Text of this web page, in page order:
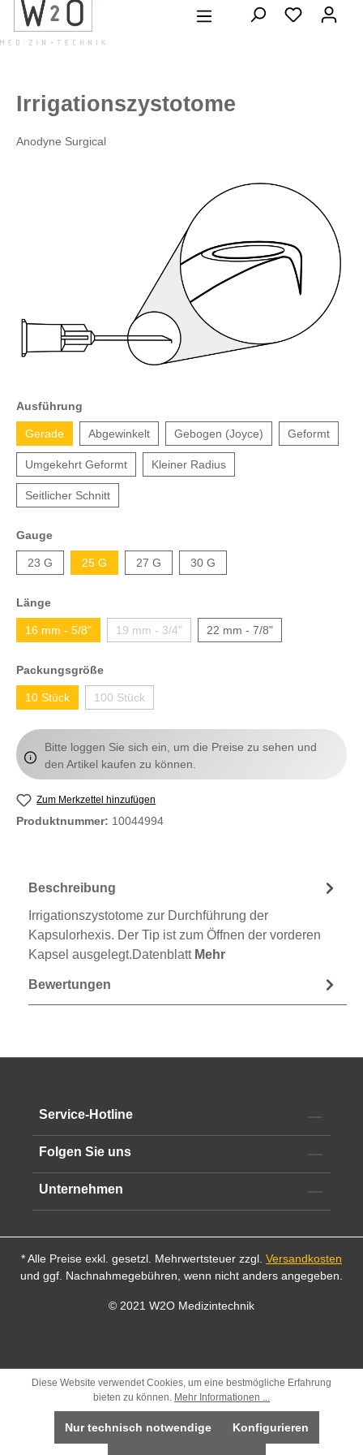
springen
Irrigationszystotome
Anodyne Surgical
Ausführung
Gerade Abgewinkelt Gebogen (Joyce) Geformt
Umgekehrt Geformt Kleiner Radius
Seitlicher Schnitt
Gauge
23 G 25 G 27 G 30 G
Länge
16 mm - 5/8" 19 mm - 3/4" 22 mm - 7/8"
Packungsgröße
10 Stück 100 Stück
Bitte loggen Sie sich ein, um die Preise zu sehen und
den Artikel kaufen zu können.
Zum Merkzettel hinzufügen
Produktnummer: 10044994
Beschreibung
Irrigationszystotome zur Durchführung der
Kapsulorhexis. Der Tip ist zum Öffnen der vorderen
Kapsel ausgelegt.Datenblatt Mehr
Bewertungen
Service-Hotline
Folgen Sie uns
Unternehmen
* Alle Preise exkl. gesetzl. Mehrwertsteuer zzgl. Versandkosten
und ggf. Nachnahmegebühren, wenn nicht anders angegeben.
© 2021 W2O Medizintechnik
Diese Website verwendet Cookies, um eine bestmögliche Erfahrung
bieten zu können. Mehr Informationen ...
Nur technisch notwendige Konfigurieren